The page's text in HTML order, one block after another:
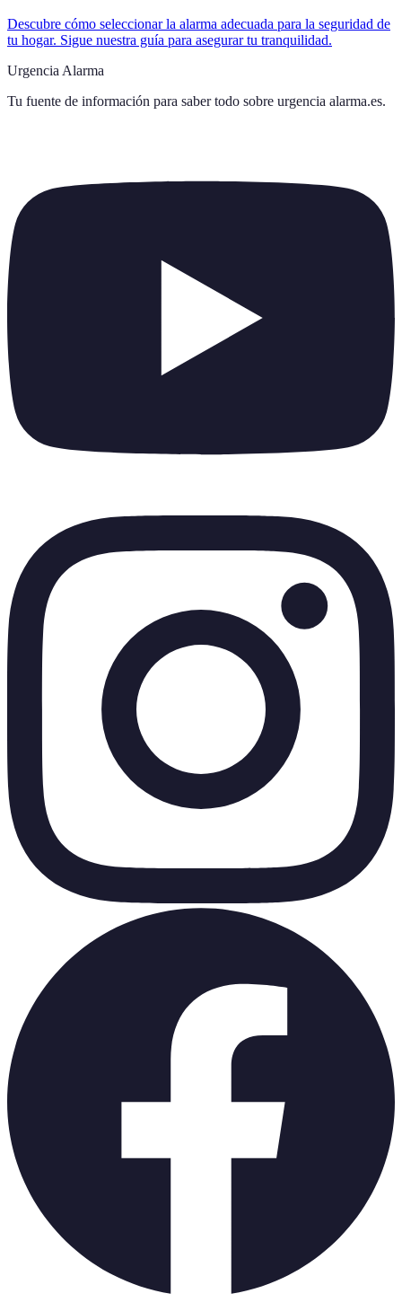
Descubre cómo seleccionar la alarma adecuada para la seguridad de
tu hogar. Sigue nuestra guía para asegurar tu tranquilidad.
Urgencia Alarma
Tu fuente de información para saber todo sobre urgencia alarma.es.